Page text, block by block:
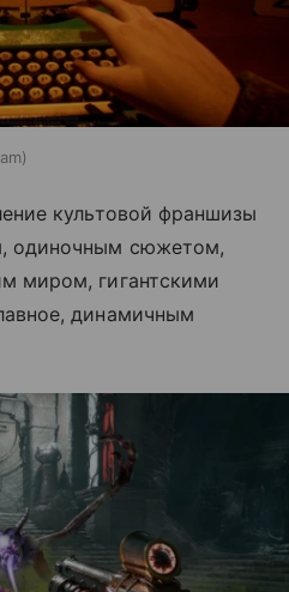
культовой франшизы
одиночным сюжетом,
миром, гигантскими
динамичным